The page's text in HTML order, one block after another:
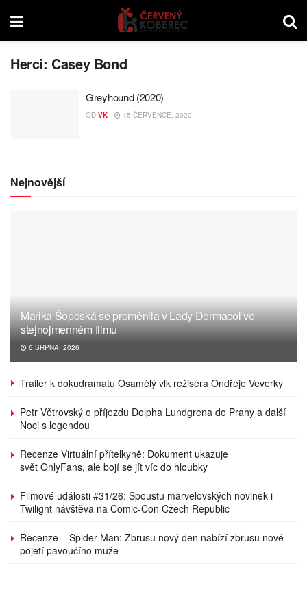
Herci: Casey Bond
Greyhound (2020)
OD VK 15 ČERVENCE, 2020
Nejnovější
Marika Šoposká se proměnila v Lady Dermacol ve
stejnojmenném filmu
6 SRPNA, 2026
Trailer k dokudramatu Osamělý vlk režiséra Ondřeje Veverky
Petr Větrovský o příjezdu Dolpha Lundgrena do Prahy a další
Noci s legendou
Recenze Virtuální přítelkyně: Dokument ukazuje
svět OnlyFans, ale bojí se jít víc do hloubky
Filmové události #31/26: Spoustu marvelovských novinek i
Twilight návštěva na Comic-Con Czech Republic
Recenze – Spider-Man: Zbrusu nový den nabízí zbrusu nové
pojetí pavoučího muže